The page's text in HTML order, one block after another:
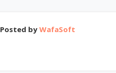
Posted by WafaSoft